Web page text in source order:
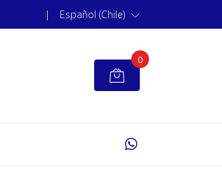
| Español (Chile)
0